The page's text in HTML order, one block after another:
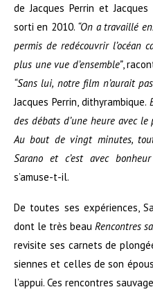
deJacques Perrin et
sorti en 2010. “On a travaillé
permis de redécouvrir l’océan
plus une vue d’ensemble”,
“Sans lui, notre film n’aurait
Jacques Perrin, dithyrambique.
des débats d’une heure avec
Au bout de vingt minutes,
Sarano et c’est avec
s’amuse-t-il.
De toutes ses expériences,
dont le très beau Rencontres
revisite ses carnets de
siennes et celles de son
l’appui. Ces rencontres